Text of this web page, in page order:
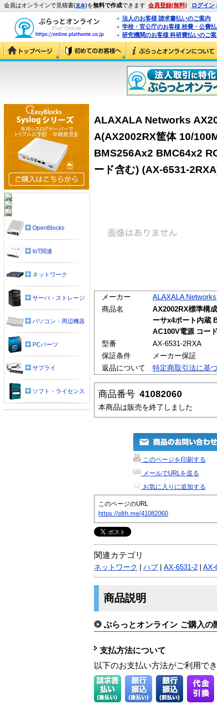
会員はオンラインで見積書(見本)を無料で作成できます 会員登録(無料) ログイン
法人のお客様 請求書払いのご案内
学校・官公庁のお客様 校費・公費
研究機関のお客様 科研費払いのご
ALAXALA Networks
A(AX2002RX筐体 10/
BMS256Ax2 BMC64x2
ード含む) (AX-6531-
メーカー
ALAXALA Networks
商品名
AX2002RX標準構
ーサx4ポート内蔵
AC100V電源 コー
型番
AX-6531-2RXA
保証条件
メーカー保証
返品について
特定商取引法に基
商品番号 41082060
本商品は販売を終了しました
このページを印刷する
メールでURLを送る
お気に入りに追加する
このページのURL
https://plth.me/41082060
関連カテゴリ
ネットワーク ハブ AX-6531-2 AX-
商品説明
ぷらっとオンライン ご購入の
支払方法について
以下のお支払い方法がご利用で
OpenBlocks
IoT関連
ネットワーク
サーバ・ストレージ
パソコン・周辺機器
PCパーツ
サプライ
ソフト・ライセンス